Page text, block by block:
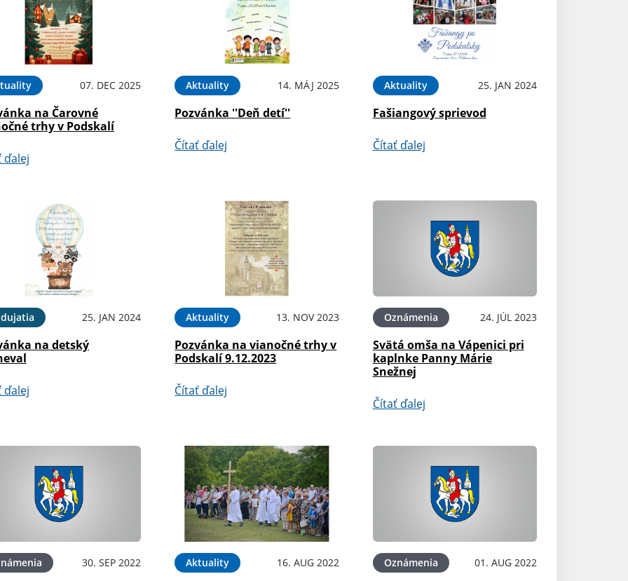
07. DEC 2025
na Čarovné
trhy v Podskalí
ďalej
Aktuality 14. MÁJ 2025
Pozvánka ''Deň detí''
Čítať ďalej
Aktuality 25. JAN 2024
Fašiangový sprievod
Čítať ďalej
25. JAN 2024
na detský
ďalej
Aktuality 13. NOV 2023
Pozvánka na vianočné trhy v
Podskalí 9.12.2023
Čítať ďalej
Oznámenia 24. JÚL 2023
Svätá omša na Vápenici pri
kaplnke Panny Márie
Snežnej
Čítať ďalej
30. SEP 2022 Aktuality 16. AUG 2022 Oznámenia 01. AUG 2022